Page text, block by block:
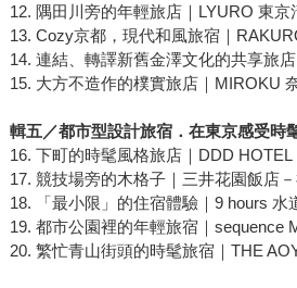
12. 隅田川旁的年輕旅店｜LYURO 東京
13. Cozy京都，現代和風旅宿｜
14. 連結、轉譯新舊金澤文化的共享旅
15. 大方不造作的樸實旅店｜MIROKU
輯五／都市型設計旅宿．在東京感受時
16. 下町的時髦風格旅店｜DDD HOTEL
17. 競技場旁的木格子｜三井花園飯店
18. 「最小限」的住宿體驗｜9 hours 水
19. 都市公園裡的年輕旅宿｜sequence
20. 繁忙青山街頭的時髦旅宿｜THE